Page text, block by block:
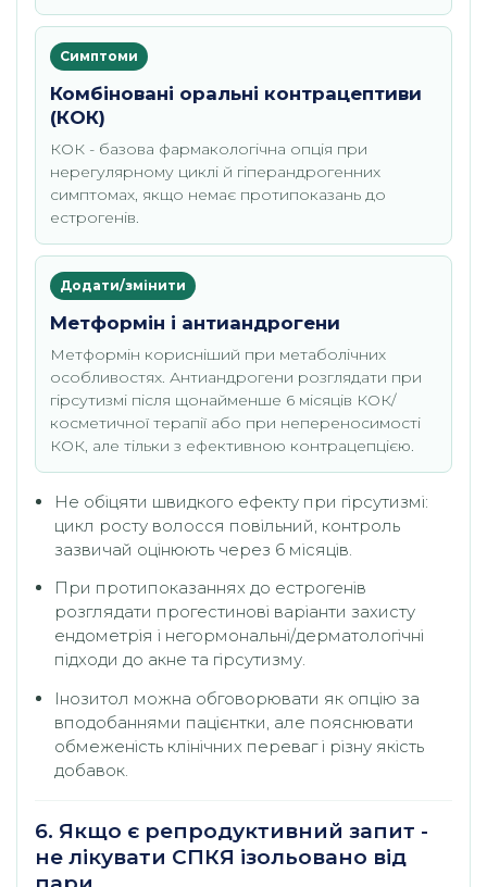
Симптоми
Комбіновані оральні контрацептиви
(КОК)
КОК - базова фармакологічна опція при
нерегулярному циклі й гіперандрогенних
симптомах, якщо немає протипоказань до
естрогенів.
Додати/змінити
Метформін і антиандрогени
Метформін корисніший при метаболічних
особливостях. Антиандрогени розглядати при
гірсутизмі після щонайменше 6 місяців КОК/
косметичної терапії або при непереносимості
КОК, але тільки з ефективною контрацепцією.
Не обіцяти швидкого ефекту при гірсутизмі:
цикл росту волосся повільний, контроль
зазвичай оцінюють через 6 місяців.
При протипоказаннях до естрогенів
розглядати прогестинові варіанти захисту
ендометрія і негормональні/дерматологічні
підходи до акне та гірсутизму.
Інозитол можна обговорювати як опцію за
вподобаннями пацієнтки, але пояснювати
обмеженість клінічних переваг і різну якість
добавок.
6. Якщо є репродуктивний запит -
не лікувати СПКЯ ізольовано від